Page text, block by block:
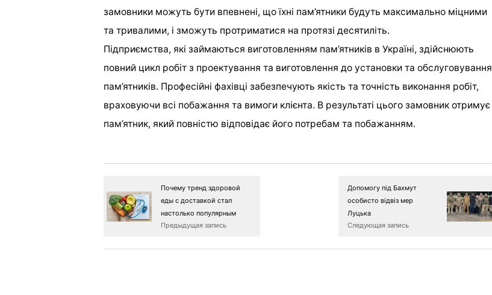
замовники можуть бути впевнені, що їхні пам’ятники будуть максимально міцними
та тривалими, і зможуть протриматися на протязі десятиліть.
Підприємства, які займаються виготовленням пам’ятників в Україні, здійснюють
повний цикл робіт з проектування та виготовлення до установки та обслуговування
пам’ятників. Професійні фахівці забезпечують якість та точність виконання робіт,
враховуючи всі побажання та вимоги клієнта. В результаті цього замовник отримує
пам’ятник, який повністю відповідає його потребам та побажанням.
Почему тренд здоровой
еды с доставкой стал
настолько популярным
Предыдущая запись
Допомогу під Бахмут
особисто відвіз мер
Луцька
Следующая запись